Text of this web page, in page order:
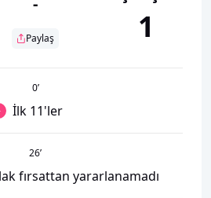
Paylaş 1
0’
İlk 11'ler
26’
fırsattan yararlanamadı